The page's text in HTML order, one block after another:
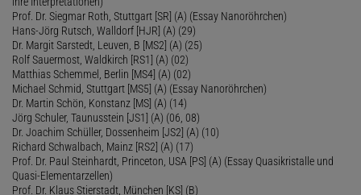
Prof. Dr. Siegmar Roth, Stuttgart [SR] (A) (Essay Nanoröhrchen)
Hans-Jörg Rutsch, Walldorf [HJR] (A) (29)
Dr. Margit Sarstedt, Leuven, B [MS2] (A) (25)
Rolf Sauermost, Waldkirch [RS1] (A) (02)
Matthias Schemmel, Berlin [MS4] (A) (02)
Michael Schmid, Stuttgart [MS5] (A) (Essay Nanoröhrchen)
Dr. Martin Schön, Konstanz [MS] (A) (14)
Jörg Schuler, Taunusstein [JS1] (A) (06, 08)
Dr. Joachim Schüller, Dossenheim [JS2] (A) (10)
Richard Schwalbach, Mainz [RS2] (A) (17)
Prof. Dr. Paul Steinhardt, Princeton, USA [PS] (A) (Essay Quasikristalle und
Quasi-Elementarzellen)
Prof. Dr. Klaus Stierstadt, München [KS] (B)